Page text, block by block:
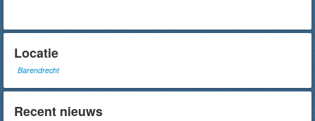
Locatie
Barendrecht
Recent nieuws